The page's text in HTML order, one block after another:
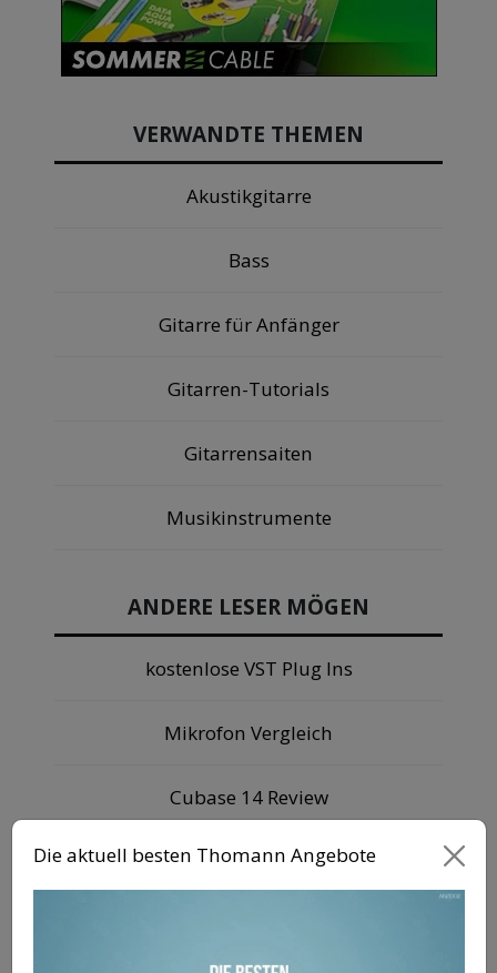
VERWANDTE THEMEN
Akustikgitarre
Bass
Gitarre für Anfänger
Gitarren-Tutorials
Gitarrensaiten
Musikinstrumente
ANDERE LESER MÖGEN
kostenlose VST Plug Ins
Mikrofon Vergleich
Cubase 14 Review
Audio Workstation
Die aktuell besten Thomann Angebote